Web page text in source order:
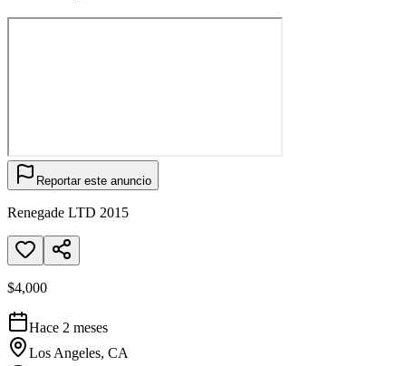
Reportar este anuncio
Renegade LTD 2015
$4,000
Hace 2 meses
Los Angeles, CA